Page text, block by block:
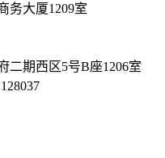
务大厦1209室
二期西区5号B座1206室